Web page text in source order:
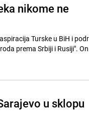
nikome ne
Turske u BiH i
prema Srbiji i Rusiji".
u sklopu